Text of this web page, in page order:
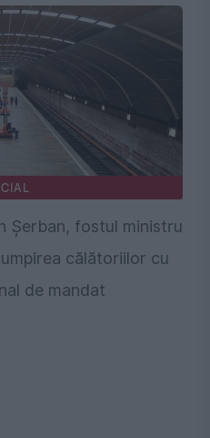
Șerban, fostul ministru
călătoriilor cu
de mandat